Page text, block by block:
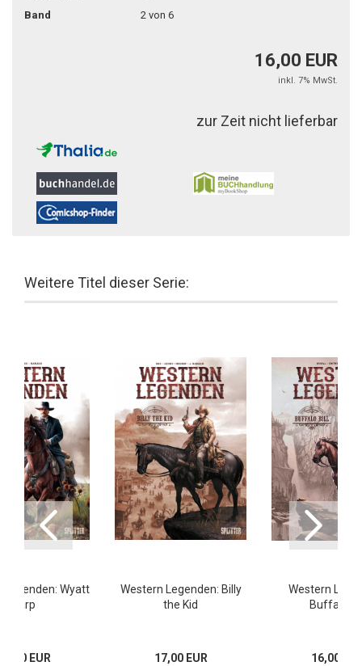
Band
2 von 6
16,00 EUR
inkl. 7% MwSt.
zur Zeit nicht lieferbar
Weitere Titel dieser Serie:
Legenden: Wyatt
Earp
EUR
Western Legenden: Billy
the Kid
17,00 EUR
Western
Buffalo
16,00